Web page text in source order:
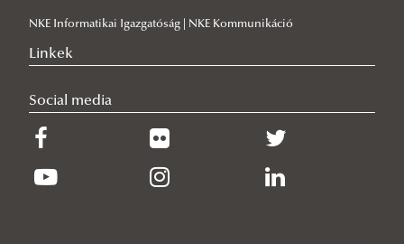
NKE Informatikai Igazgatóság | NKE Kommunikáció
Linkek
Social media